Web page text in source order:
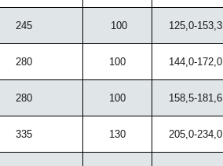
245 100 125,0-153,3
280 100 144,0-172,0
280 100 158,5-181,6
335 130 205,0-234,0